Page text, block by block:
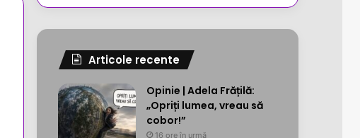
Articole recente
Opinie | Adela Frățilă:
„Opriți lumea, vreau să
cobor!”
16 ore în urmă